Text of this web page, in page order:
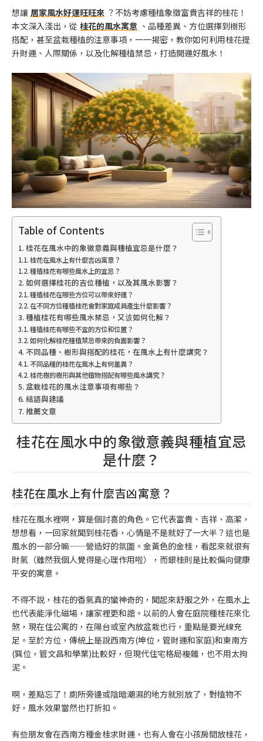
想讓 居家風水好運旺旺來 ？不妨考慮種植象徵富貴吉祥的桂花！
本文深入淺出，從 桂花的風水寓意 、品種差異、方位選擇到樹形
搭配，甚至盆栽種植的注意事項，一一揭密，教你如何利用桂花提
升財運、人際關係，以及化解種植禁忌，打造開運好風水！
Table of Contents
桂花在風水中的象徵意義與種植宜忌是什麼？
桂花在風水上有什麼吉凶寓意？
種植桂花有哪些風水上的宜忌？
如何選擇桂花的吉位種植，以及其風水影響？
種植桂花在哪些方位可以帶來好運？
在不同方位種植桂花會對家庭成員產生什麼影響？
種植桂花有哪些風水禁忌，又该如何化解？
種植桂花有哪些不宜的方位和位置？
如何化解桂花種植禁忌帶來的負面影響？
不同品種、樹形與搭配的桂花，在風水上有什麼講究？
不同品種的桂花在風水上有何差異？
桂花樹的樹形與其他植物搭配有哪些風水講究？
盆栽桂花的風水注意事項有哪些？
結語與建議
推薦文章
桂花在風水中的象徵意義與種植宜忌
是什麼？
桂花在風水上有什麼吉凶寓意？
桂花在風水裡啊，算是個討喜的角色。它代表富貴、吉祥、高潔，
想想看，一回家就聞到桂花香，心情是不是就好了一大半？這也是
風水的一部分嘛——營造好的氛圍。金黃色的金桂，看起來就很有
財氣（雖然我個人覺得是心理作用啦），而銀桂則是比較偏向健康
平安的寓意。
不得不說，桂花的香氣真的蠻神奇的，聞起來舒服之外，在風水上
也代表能淨化磁場，讓家裡更和諧。以前的人會在庭院種桂花來化
煞，現在住公寓的，在陽台或室內放盆栽也行，重點是要光線充
足。至於方位，傳統上是說西南方(坤位，管財運和家庭)和東南方
(巽位，管文昌和學業)比較好，但現代住宅格局複雜，也不用太拘
泥。
啊，差點忘了！廁所旁邊或陰暗潮濕的地方就別放了，對植物不
好，風水效果當然也打折扣。
有些朋友會在西南方種金桂求財運，也有人會在小孩房間放桂花，